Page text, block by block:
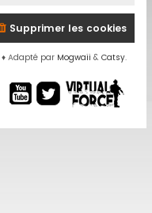
Supprimer les cookies
♦ Adapté par Mogwaii & Catsy.